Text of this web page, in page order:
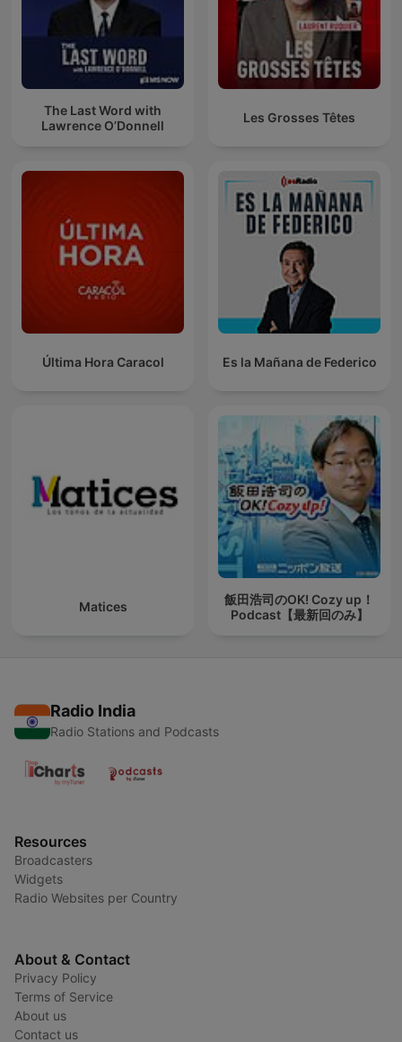
The Last Word with
Lawrence O’Donnell
Les Grosses Têtes
Última Hora Caracol Es la Mañana de Federico
Matices
飯田浩司のOK! Cozy up！
Podcast【最新回のみ】
Radio India
Radio Stations and Podcasts
Resources
Broadcasters
Widgets
Radio Websites per Country
About & Contact
Privacy Policy
Terms of Service
About us
Contact us